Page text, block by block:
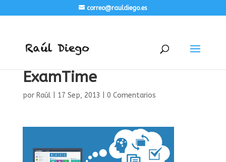
correo@rauldiego.es
ExamTime
por Raúl| 17 Sep, 2013 0 Comentarios